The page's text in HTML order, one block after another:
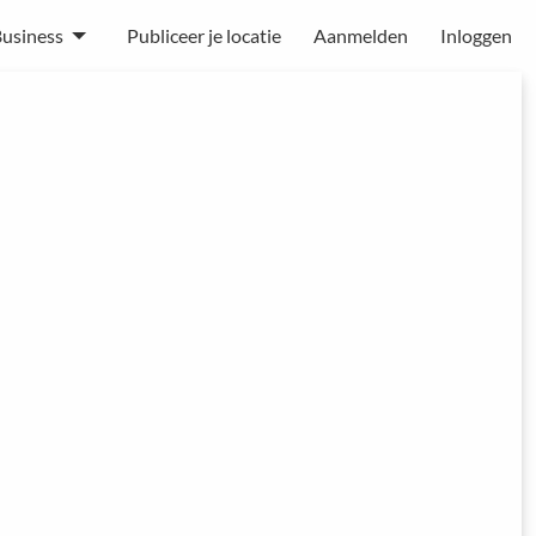
Publiceer je locatie Aanmelden Inloggen